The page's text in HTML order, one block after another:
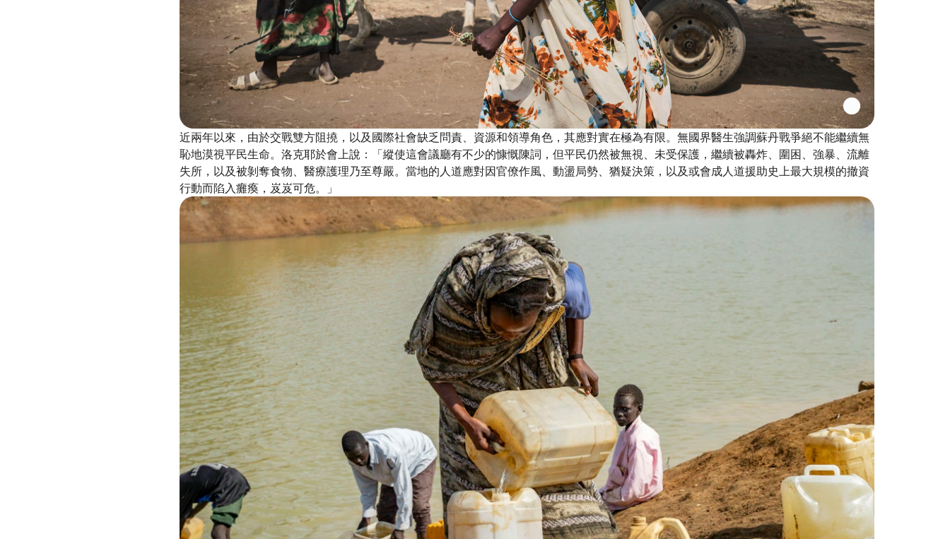
近兩年以來，由於交戰雙方阻撓，以及國際社會缺乏問責、資源和領導角色，其應對實在極為有限。無國界醫生強調蘇丹戰爭絕不能繼續無
恥地漠視平民生命。洛克耶於會上說：「縱使這會議廳有不少的慷慨陳詞，但平民仍然被無視、未受保護，繼續被轟炸、圍困、強暴、流離
失所，以及被剝奪食物、醫療護理乃至尊嚴。當地的人道應對因官僚作風、動盪局勢、猶疑決策，以及或會成人道援助史上最大規模的撤資
行動而陷入癱瘓，岌岌可危。」